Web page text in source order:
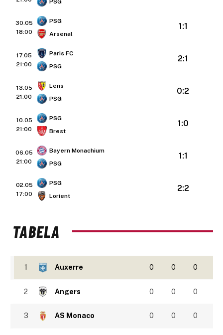
30.05
18:00
PSG
Arsenal
1:1
17.05
21:00
Paris FC
PSG
2:1
13.05
21:00
Lens
PSG
0:2
10.05
21:00
PSG
Brest
1:0
06.05
21:00
Bayern Monachium
PSG
1:1
02.05
17:00
PSG
Lorient
2:2
TABELA
1 Auxerre 0 0 0
2 Angers 0 0 0
3 AS Monaco 0 0 0